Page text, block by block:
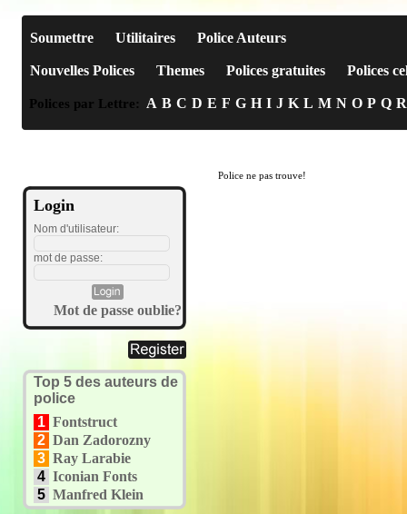
Soumettre Utilitaires Police Auteurs
Nouvelles Polices Themes Polices gratuites Polices
Polices par Lettre: A B C D E F G H I J K L M N O P Q R
Login
Nom d'utilisateur:
mot de passe:
Mot de passe oublie?
Top 5 des auteurs de
police
1 Fontstruct
2 Dan Zadorozny
3 Ray Larabie
4 Iconian Fonts
5 Manfred Klein
Police ne pas trouve!